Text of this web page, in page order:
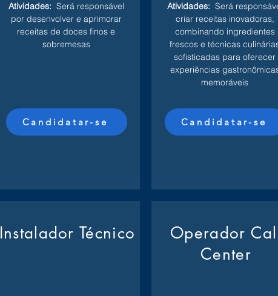
Atividades: Será responsável
por desenvolver e aprimorar
receitas de doces finos e
sobremesas
Candidatar-se
Instalador Técnico
Atividades: Será
criar receitas inovadoras,
combinando ingredientes
frescos e técnicas
sofisticadas para oferecer
experiências
memoráveis
Candidatar-se
Operador
Center